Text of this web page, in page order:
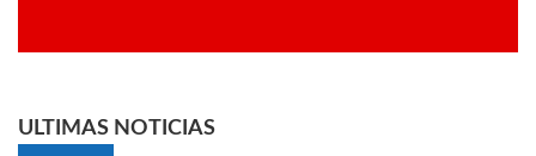
ULTIMAS NOTICIAS